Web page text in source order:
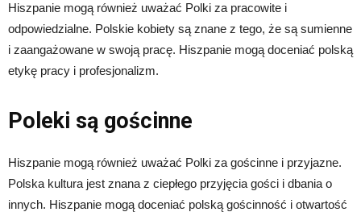
Hiszpanie mogą również uważać Polki za pracowite i
odpowiedzialne. Polskie kobiety są znane z tego, że są sumienne
i zaangażowane w swoją pracę. Hiszpanie mogą doceniać polską
etykę pracy i profesjonalizm.
Poleki są gościnne
Hiszpanie mogą również uważać Polki za gościnne i przyjazne.
Polska kultura jest znana z ciepłego przyjęcia gości i dbania o
innych. Hiszpanie mogą doceniać polską gościnność i otwartość